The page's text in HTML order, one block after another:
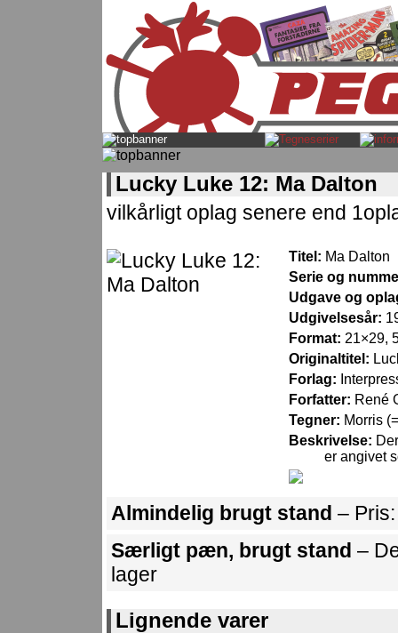
Lucky Luke 12: Ma Dalton
vilkårligt oplag senere end
Titel: Ma Dalton
Serie og
Udgave og
Udgivelsesår:
Format: 21×29,
Originaltitel:
Forlag:
Forfatter: René
Tegner: Morris
Beskrivelse:
er angivet
Almindelig brugt stand –
Særligt pæn, brugt stand –
lager
Lignende varer